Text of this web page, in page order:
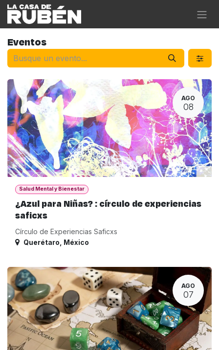
Ir al contenido
Eventos
AGO
08
Salud Mental y Bienestar
¿Azul para Niñas? : círculo de experiencias
saficxs
Círculo de Experiencias Saficxs
Querétaro México
AGO
07